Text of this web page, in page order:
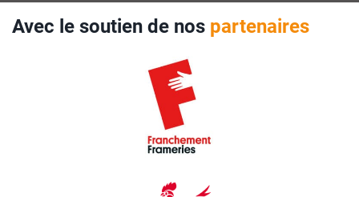
Avec le soutien de nos partenaires